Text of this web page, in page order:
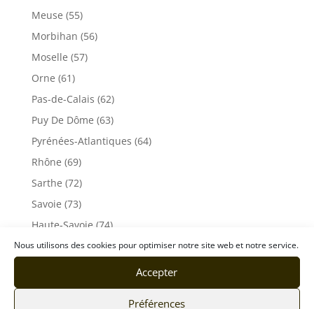
Nous utilisons des cookies pour optimiser notre site web et notre service.
Accepter
Préférences
Meuse (55)
Morbihan (56)
Moselle (57)
Orne (61)
Pas-de-Calais (62)
Puy De Dôme (63)
Pyrénées-Atlantiques (64)
Rhône (69)
Sarthe (72)
Savoie (73)
Haute-Savoie (74)
Ile de France
Seine et Marne (77)